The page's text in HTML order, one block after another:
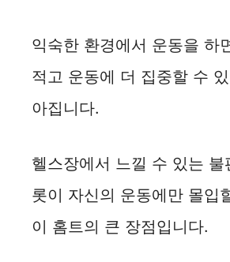
익숙한 환경에서 운동을 하
적고 운동에 더 집중할 수
아집니다.
헬스장에서 느낄 수 있는 불
롯이 자신의 운동에만 몰입
이 홈트의 큰 장점입니다.